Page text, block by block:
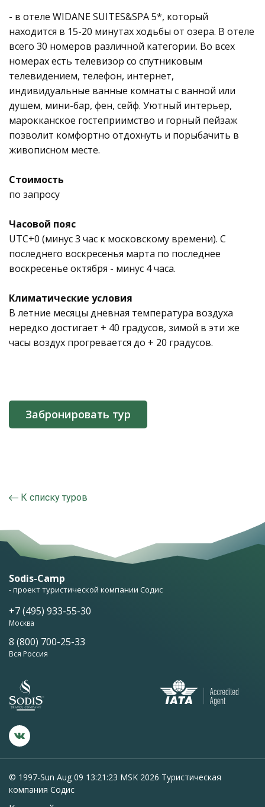
- в отеле WIDANE SUITES&SPA 5*, который
находится в 15-20 минутах ходьбы от озера. В отеле
всего 30 номеров различной категории. Во всех
номерах есть телевизор со спутниковым
телевидением, телефон, интернет,
индивидуальные ванные комнаты с ванной или
душем, мини-бар, фен, сейф. Уютный интерьер,
марокканское гостеприимство и горный пейзаж
позволит комфортно отдохнуть и порыбачить в
живописном месте.
Стоимость
по запросу
Часовой пояс
UTC+0 (минус 3 час к московскому времени). С
последнего воскресенья марта по последнее
воскресенье октября - минус 4 часа.
Климатические условия
В летние месяцы дневная температура воздуха
нередко достигает + 40 градусов, зимой в эти же
часы воздух прогревается до + 20 градусов.
Забронировать тур
К списку туров
Sodis-Camp
- проект туристической компании Содис
+7 (495) 933-55-30
Москва
8 (800) 700-25-33
Вся Россия
© 1997-Sun Aug 09 13:21:23 MSK 2026 Туристическая
компания Содис